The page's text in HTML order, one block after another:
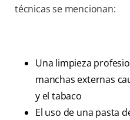
técnicas se mencionan:
Una limpieza
manchas externas
y el tabaco
El uso de una pasta